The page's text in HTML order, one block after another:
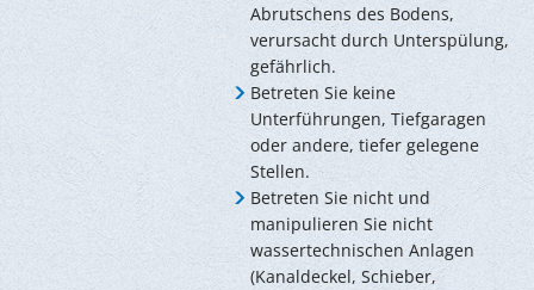
Abrutschens des Bodens,
verursacht durch Unterspülung,
gefährlich.
Betreten Sie keine
Unterführungen, Tiefgaragen
oder andere, tiefer gelegene
Stellen.
Betreten Sie nicht und
manipulieren Sie nicht
wassertechnischen Anlagen
(Kanaldeckel, Schieber,